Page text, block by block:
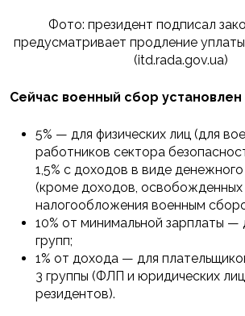
Фото: президент подписал
предусматривает продление
(itd.rada.gov.ua)
Сейчас военный сбор установлен
5% — для физических лиц (для
работников сектора
1,5% с доходов в виде
(кроме доходов, освобожденных
налогообложения военным
10% от минимальной зарплаты —
групп;
1% от дохода — для
3 группы (ФЛП и юридических
резидентов).